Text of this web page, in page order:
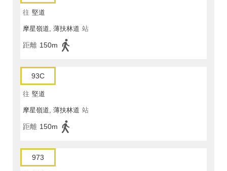
往 堅道
摩星嶺道, 薄扶林道 站
距離 150m
93C
往 堅道
摩星嶺道, 薄扶林道 站
距離 150m
973